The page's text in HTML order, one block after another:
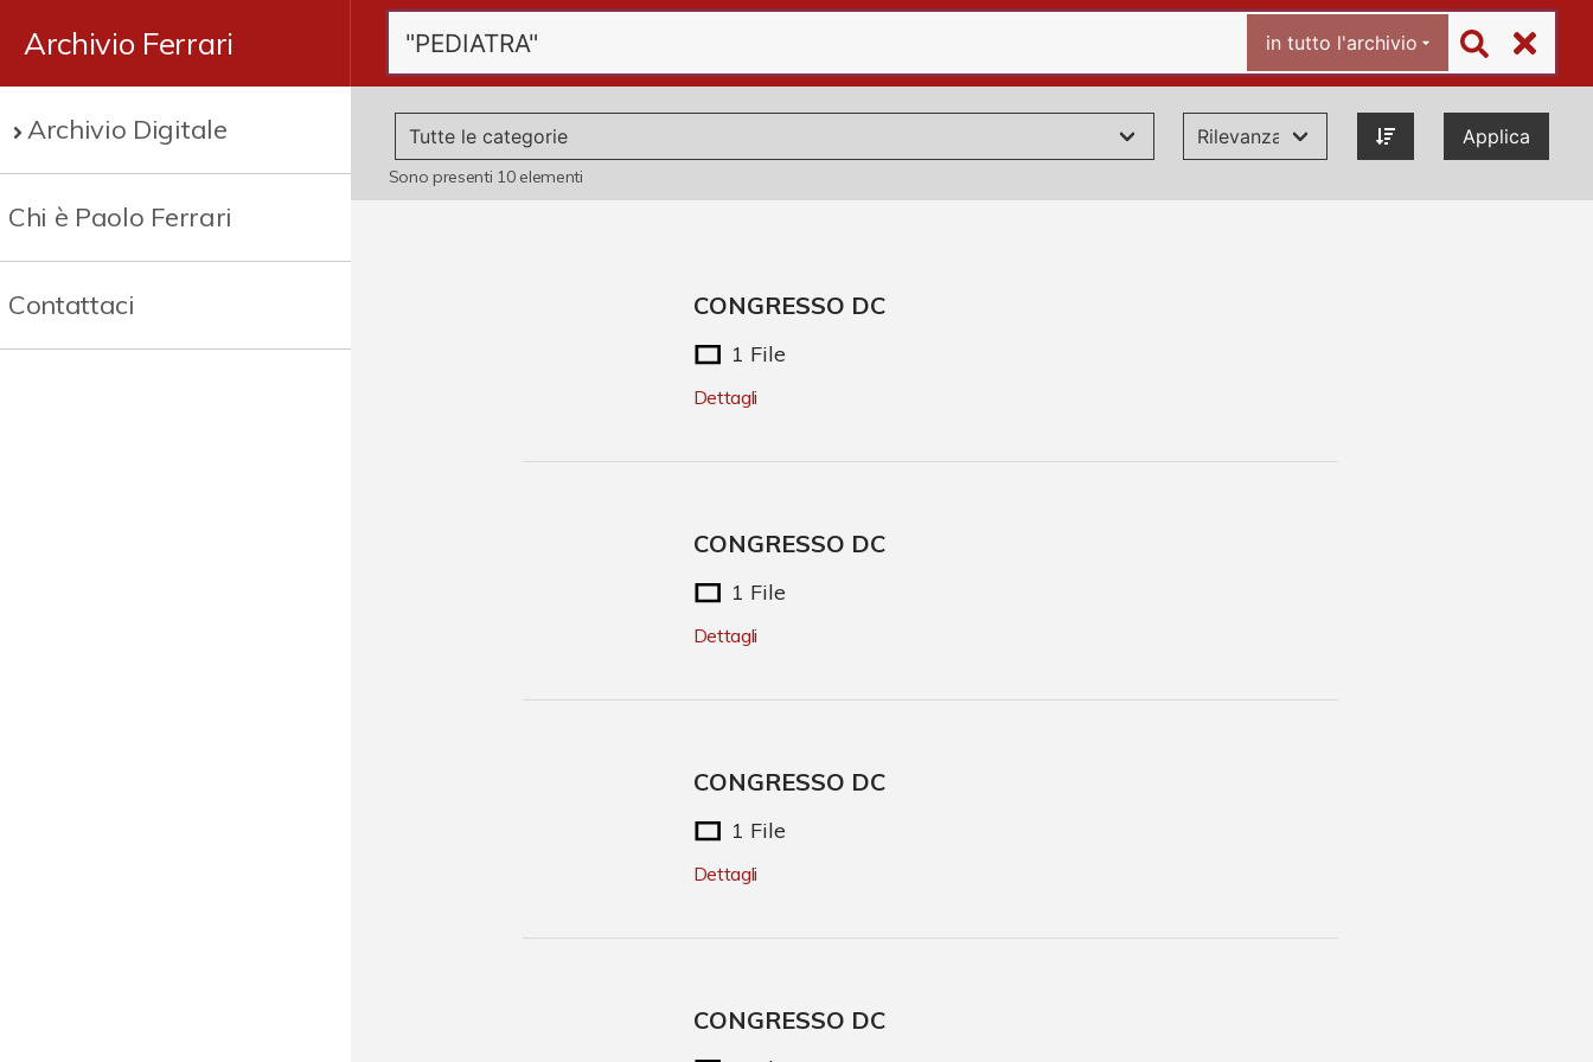
Archivio Ferrari
Archivio Digitale
Chi è Paolo Ferrari
Contattaci
in tutto l'archivio
Applica
Sono presenti 10elementi
CONGRESSO DC
1 File
Dettagli
CONGRESSO DC
1 File
Dettagli
CONGRESSO DC
1 File
Dettagli
CONGRESSO DC